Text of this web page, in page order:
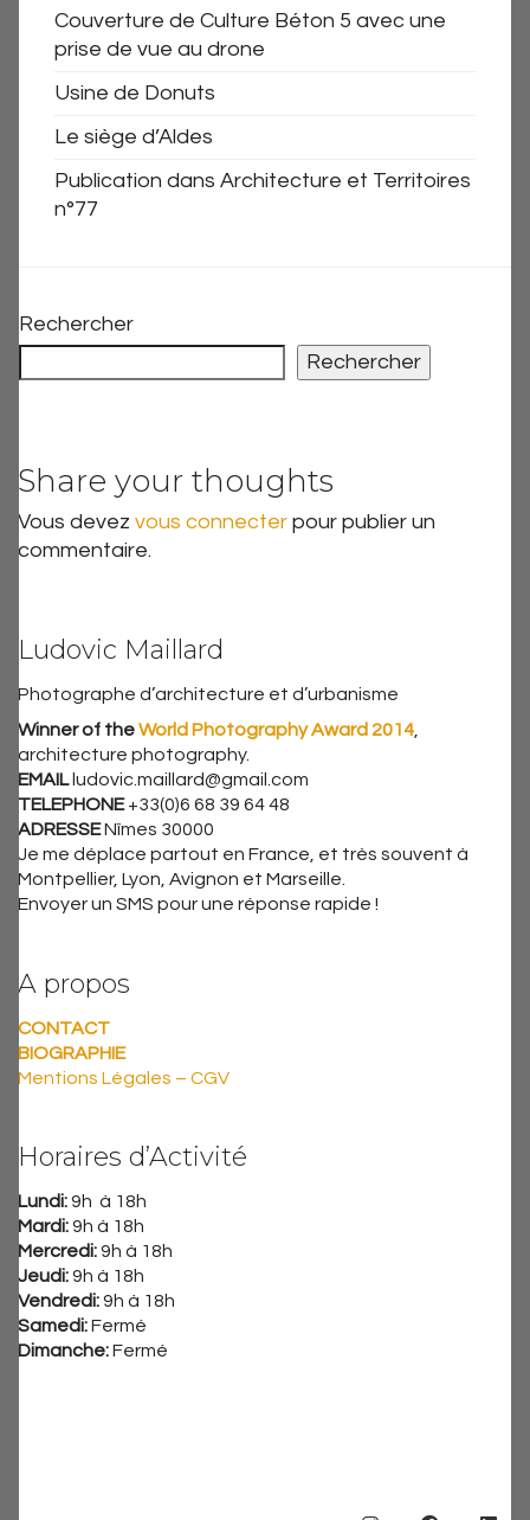
Couverture de Culture Béton 5 avec une
prise de vue au drone
Usine de Donuts
Le siège d’Aldes
Publication dans Architecture et Territoires
n°77
Rechercher
Rechercher
Share your thoughts
Vous devez vous connecter pour publier un
commentaire.
Ludovic Maillard
Photographe d’architecture et d’urbanisme
Winner of theWorld Photography Award 2014
architecture photography.
EMAIL ludovic.maillard@gmail.com
TELEPHONE+33(0)6 68 39 64 48
ADRESSENîmes 30000
Je me déplace partout en France, et très souvent à
Montpellier, Lyon, Avignon et Marseille.
Envoyer un SMS pour une réponse rapide !
A propos
CONTACT
BIOGRAPHIE
Mentions Légales – CGV
Horaires d’Activité
Lundi:9h à 18h
Mardi:9h à 18h
Mercredi:9h à 18h
Jeudi:9h à 18h
Vendredi:9h à 18h
Samedi:Fermé
Dimanche:Fermé